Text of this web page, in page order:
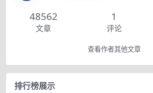
48562
文章
1
评论
查看作者其他文章
排行榜展示